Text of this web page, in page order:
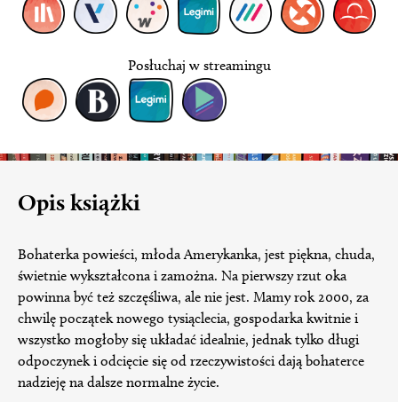
Posłuchaj w streamingu
Opis książki
Bohaterka powieści, młoda Amerykanka, jest piękna, chuda,
świetnie wykształcona i zamożna. Na pierwszy rzut oka
powinna być też szczęśliwa, ale nie jest. Mamy rok 2000, za
chwilę początek nowego tysiąclecia, gospodarka kwitnie i
wszystko mogłoby się układać idealnie, jednak tylko długi
odpoczynek i odcięcie się od rzeczywistości dają bohaterce
nadzieję na dalsze normalne życie.